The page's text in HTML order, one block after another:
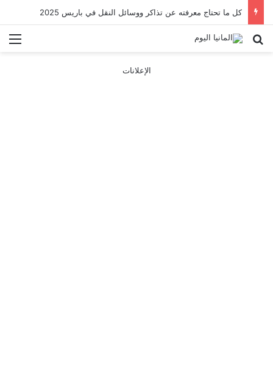
كل ما تحتاج معرفته عن تذاكر ووسائل النقل في باريس 2025
بحث عن
الإعلانات